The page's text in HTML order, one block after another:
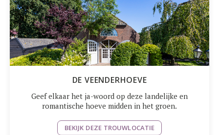
DE VEENDERHOEVE
Geef elkaar het ja-woord op deze landelijke en
romantische hoeve midden in het groen.
BEKIJK DEZE TROUWLOCATIE